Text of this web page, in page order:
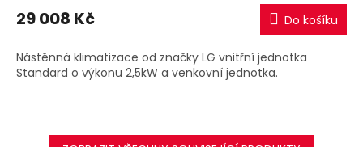
M
A
29 008 Kč Do košíku
Nástěnná klimatizace od značky LG vnitřní jednotka
Standard o výkonu 2,5kW a venkovní jednotka.